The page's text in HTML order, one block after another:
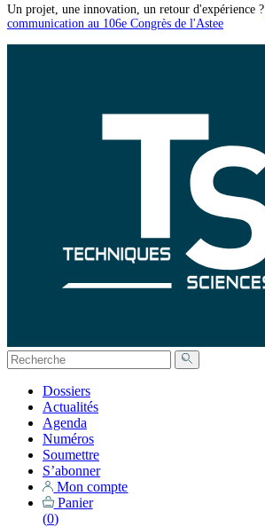
Un projet, une innovation, un retour d'expérience ?
communication au 106e Congrès de l'Astee
Dossiers
Actualités
Agenda
Numéros
Soumettre
S’abonner
Mon compte
Panier
(0)